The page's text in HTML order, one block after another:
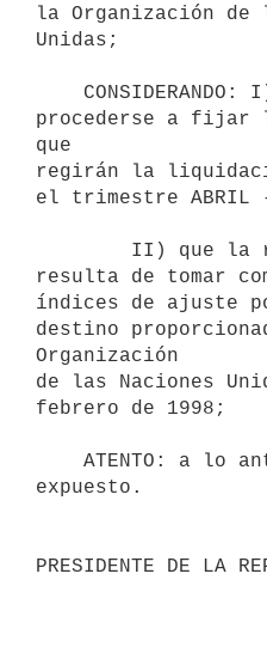
la Organización de
Unidas;
procederse a fijar
que
regirán la
el trimestre ABRIL -
resulta de tomar
índices de ajuste
destino
Organización
de las Naciones
febrero de 1998;
expuesto.
PRESIDENTE DE LA